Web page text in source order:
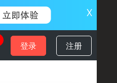
X
登录 注册